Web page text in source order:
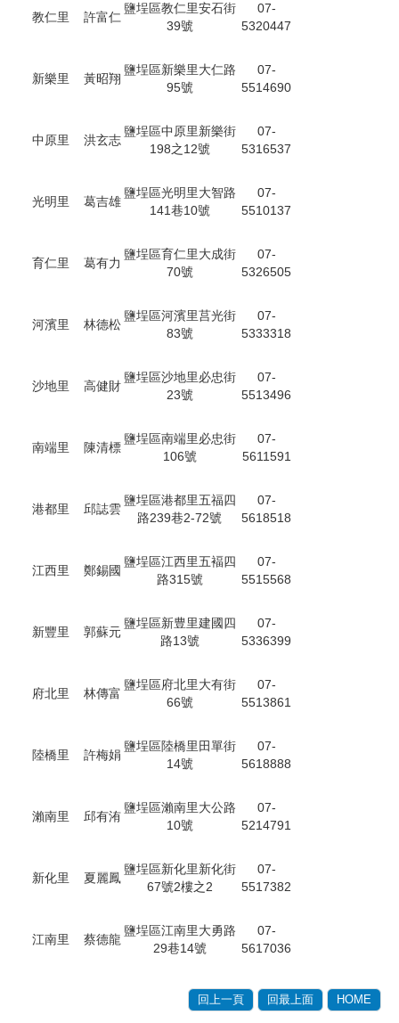
教仁里 許富仁
鹽埕區教仁里安石街
39號
07-
5320447
新樂里 黃昭翔
鹽埕區新樂里大仁路
95號
07-
5514690
中原里 洪玄志
鹽埕區中原里新樂街
198之12號
07-
5316537
光明里 葛吉雄
鹽埕區光明里大智路
141巷10號
07-
5510137
育仁里 葛有力
鹽埕區育仁里大成街
70號
07-
5326505
河濱里 林德松
鹽埕區河濱里莒光街
83號
07-
5333318
沙地里 高健財
鹽埕區沙地里必忠街
23號
07-
5513496
南端里 陳清標
鹽埕區南端里必忠街
106號
07-
5611591
港都里 邱誌雲
鹽埕區港都里五福四
路239巷2-72號
07-
5618518
江西里 鄭錫國
鹽埕區江西里五褔四
路315號
07-
5515568
新豐里 郭蘇元
鹽埕區新豊里建國四
路13號
07-
5336399
府北里 林傳富
鹽埕區府北里大有街
66號
07-
5513861
陸橋里 許梅娟
鹽埕區陸橋里田單街
14號
07-
5618888
瀨南里 邱有洧
鹽埕區瀨南里大公路
10號
07-
5214791
新化里 夏麗鳳
鹽埕區新化里新化街
67號2樓之2
07-
5517382
江南里 蔡德龍
鹽埕區江南里大勇路
29巷14號
07-
5617036
回上一頁 回最上面 HOME